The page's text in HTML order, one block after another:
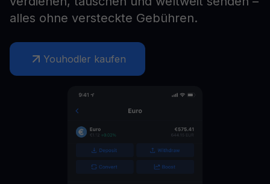
alles ohne versteckte Gebühren.
Youhodler kaufen